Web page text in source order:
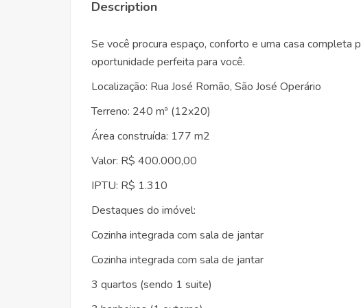
Description
Se você procura espaço, conforto e uma casa completa
oportunidade perfeita para você.
Localização: Rua José Romão, São José Operário
Terreno: 240 mª (12x20)
Área construída: 177 m2
Valor: R$ 400.000,00
IPTU: R$ 1.310
Destaques do imóvel:
Cozinha integrada com sala de jantar
Cozinha integrada com sala de jantar
3 quartos (sendo 1 suite)